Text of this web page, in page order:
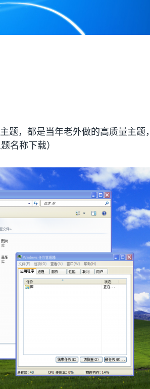
，都是当年老外做的高质量主题，
名称下载）